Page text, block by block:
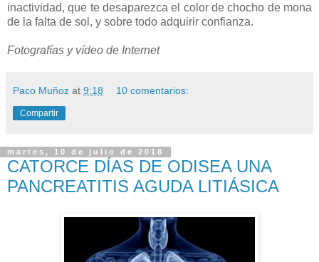
inactividad, que te desaparezca el color de chocho de mona
de la falta de sol, y sobre todo adquirir confianza.
Fotografías y vídeo de Internet
Paco Muñoz at 9:18 10 comentarios:
Compartir
martes, 10 de julio de 2018
CATORCE DÍAS DE ODISEA UNA
PANCREATITIS AGUDA LITIÁSICA